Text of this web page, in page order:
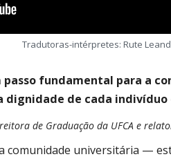
Tradutoras-intérpretes: Rute
fundamental para a
dignidade de cada
de Graduação da UFCA e
comunidade universitária —